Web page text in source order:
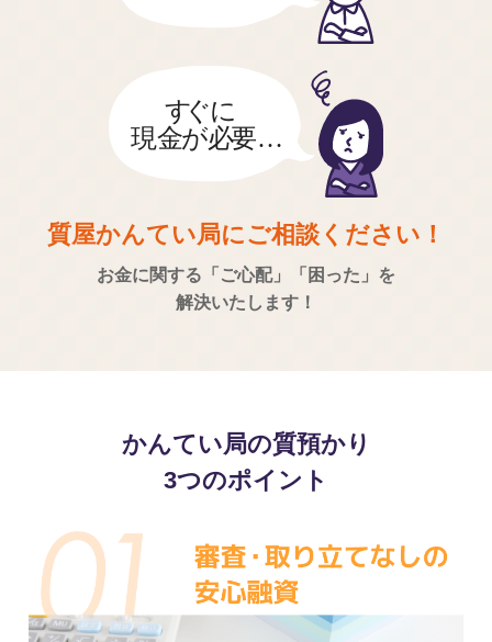
質屋かんてい局にご相談ください！
お金に関する「ご心配」「困った」を
解決いたします！
かんてい局の質預かり
3つのポイント